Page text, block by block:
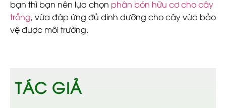
bạn thì bạn nên lựa chọn phân bón hữu cơ cho cây
trồng, vừa đáp ứng đủ dinh dưỡng cho cây vừa bảo
vệ được môi trường.
TÁC GIẢ